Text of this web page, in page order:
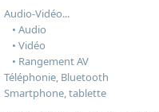
Audio-Vidéo...
• Audio
• Vidéo
• Rangement AV
Téléphonie, Bluetooth
Smartphone, tablette